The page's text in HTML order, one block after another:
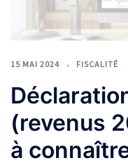
15 MAI 2024 FISCALITÉ
(revenus
à